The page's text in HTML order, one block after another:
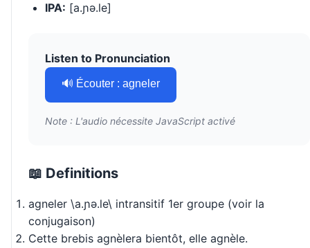
IPA: [a.ɲə.le]
Listen to Pronunciation
🔊 Écouter : agneler
Note : L'audio nécessite JavaScript activé
📖 Definitions
agneler \a.ɲə.le\ intransitif 1er groupe (voir la
conjugaison)
Cette brebis agnèlera bientôt, elle agnèle.